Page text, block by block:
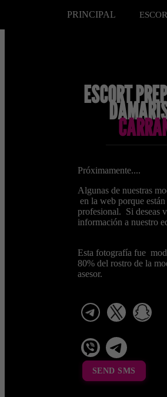
PRINCIPAL
ESCORT
Próximamente....
Algunas de nuestras
en la web porque
profesional. Si deseas
información a nuestro
Esta fotografía fue
80% del rostro de la
asesor.
telegram
viber
SEND SMS